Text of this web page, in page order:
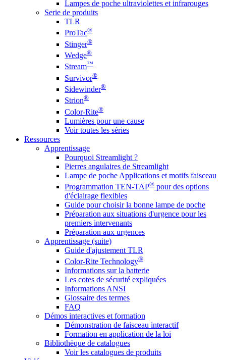
Lampes de poche ultraviolettes et infrarouges
Serie de produits
TLR
ProTac®
Stinger®
Wedge®
Stream™
Survivor®
Sidewinder®
Strion®
Color-Rite®
Lumières pour une cause
Voir toutes les séries
Ressources
Apprentissage
Pourquoi Streamlight ?
Pierres angulaires de Streamlight
Lampe de poche Applications et motifs faisceau
Programmation TEN-TAP® pour des options
d'éclairage flexibles
Guide pour choisir la bonne lampe de poche
Préparation aux situations d'urgence pour les
premiers intervenants
Préparation aux urgences
Apprentissage (suite)
Guide d'ajustement TLR
Color-Rite Technology®
Informations sur la batterie
Les cotes de sécurité expliquées
Informations ANSI
Glossaire des termes
FAQ
Démos interactives et formation
Démonstration de faisceau interactif
Formation en application de la loi
Bibliothèque de catalogues
Voir les catalogues de produits